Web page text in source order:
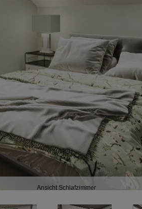
Ansicht Schlafzimmer